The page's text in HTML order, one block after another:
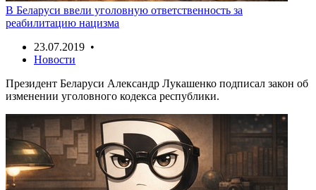
В Беларуси ввели уголовную ответственность за
реабилитацию нацизма
23.07.2019 •
Новости
Президент Беларуси Александр Лукашенко подписал закон об
изменении уголовного кодекса республики.